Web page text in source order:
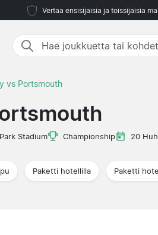
Vertaa ensisijaisia ja toissijaisia
vs Portsmouth
Stadium Championship 20
Paketti hotellilla Paketti